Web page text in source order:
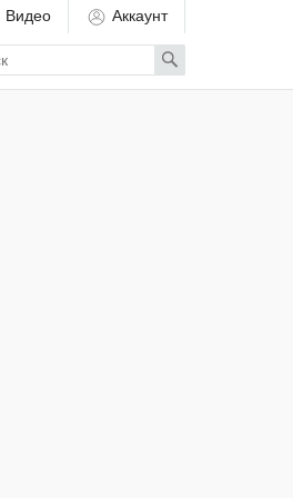
Видео Аккаунт
Search